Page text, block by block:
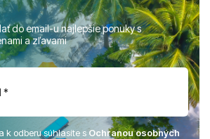
do email-u najlepšie ponuky s
a zľavami
k odberu súhlasíte sOchranou osobných